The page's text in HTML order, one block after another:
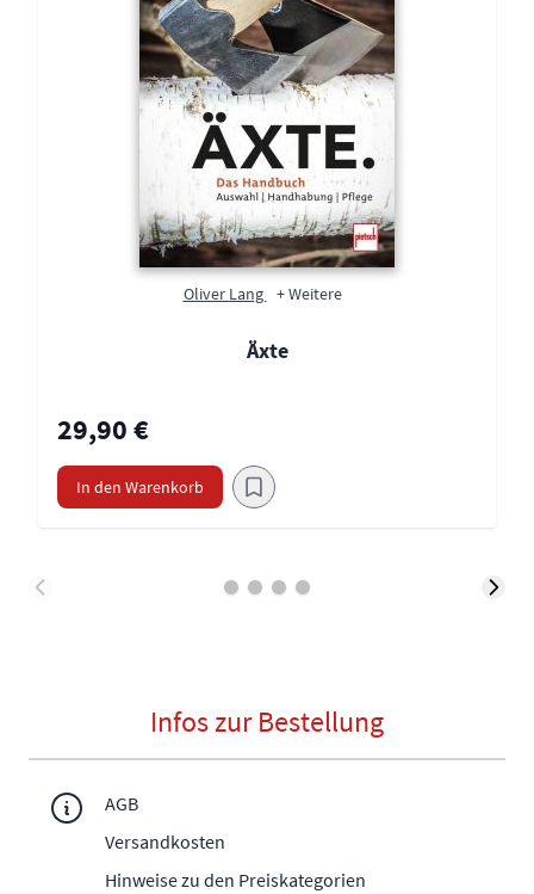
Oliver Lang + Weitere
Äxte
29,90 €
In den Warenkorb
Infos zur Bestellung
AGB
Versandkosten
Hinweise zu den Preiskategorien